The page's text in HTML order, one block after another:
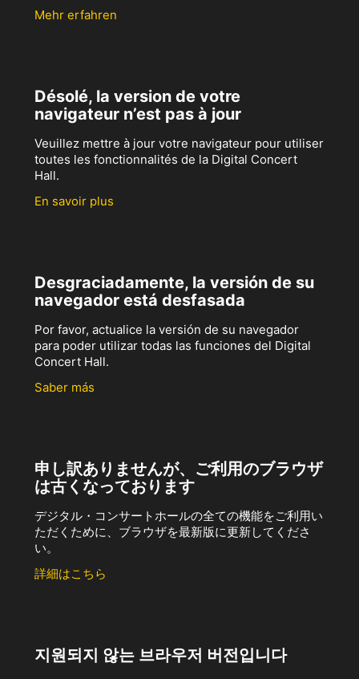
Mehr erfahren
Désolé, la version de votre
navigateur n’est pas à jour
Veuillez mettre à jour votre navigateur pour utiliser
toutes les fonctionnalités de la Digital Concert
Hall.
En savoir plus
Desgraciadamente, la versión de su
navegador está desfasada
Por favor, actualice la versión de su navegador
para poder utilizar todas las funciones del Digital
Concert Hall.
Saber más
申し訳ありませんが、ご利用のブラウザ
は古くなっております
デジタル・コンサートホールの全ての機能をご利用い
ただくために、ブラウザを最新版に更新してくださ
い。
詳細はこちら
지원되지 않는 브라우저 버전입니다